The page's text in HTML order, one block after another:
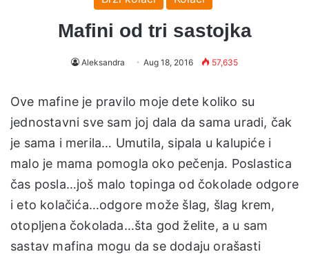
Mafini od tri sastojka
Aleksandra Aug 18, 2016 57,635
Ove mafine je pravilo moje dete koliko su
jednostavni sve sam joj dala da sama uradi, čak
je sama i merila… Umutila, sipala u kalupiće i
malo je mama pomogla oko pečenja. Poslastica
čas posla…još malo topinga od čokolade odgore
i eto kolačića…odgore može šlag, šlag krem,
otopljena čokolada…šta god želite, a u sam
sastav mafina mogu da se dodaju orašasti